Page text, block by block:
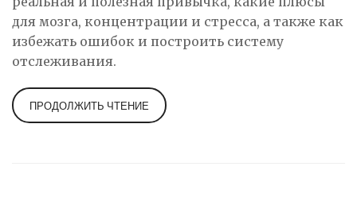
для мозга, концентрации и стресса, а также как
избежать ошибок и построить систему
отслеживания.
ПРОДОЛЖИТЬ ЧТЕНИЕ